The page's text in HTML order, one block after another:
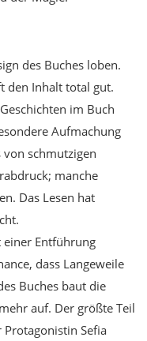
des Buches loben.
den Inhalt total gut.
im Buch
Aufmachung
von schmutzigen
manche
Das Lesen hat
einer Entführung
dass Langeweile
Buches baut die
auf. Der größte Teil
Protagonistin Sefia